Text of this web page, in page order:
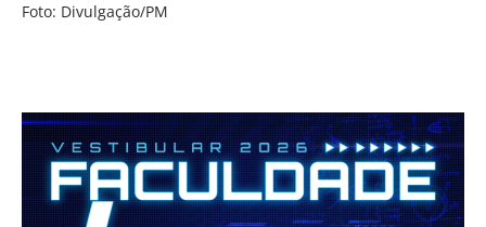
Foto: Divulgação/PM